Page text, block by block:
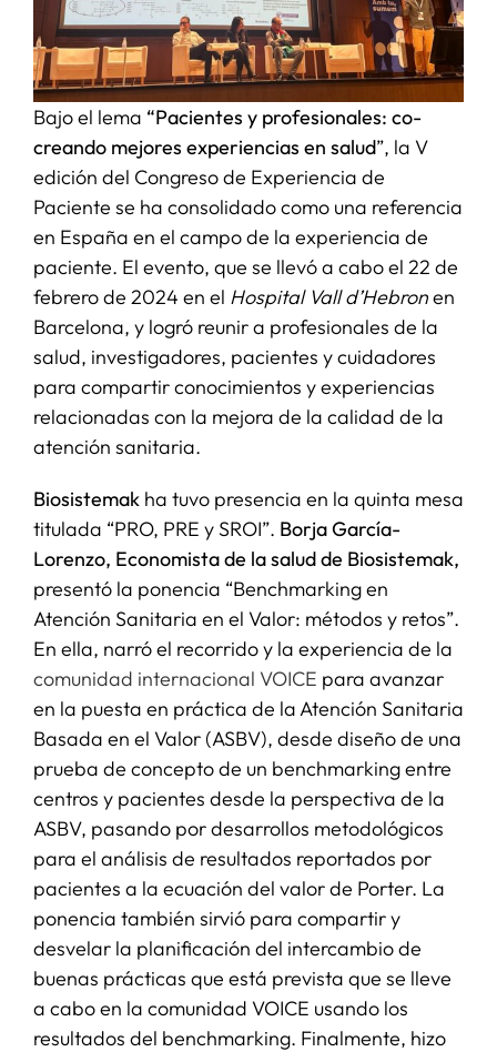
Bajo el lema “Pacientes y profesionales: co-
creando mejores experiencias en salud”, la V
edición del Congreso de Experiencia de
Paciente se ha consolidado como una referencia
en España en el campo de la experiencia de
paciente. El evento, que se llevó a cabo el 22 de
febrero de 2024 en el Hospital Vall d’Hebronen
Barcelona, y logró reunir a profesionales de la
salud, investigadores, pacientes y cuidadores
para compartir conocimientos y experiencias
relacionadas con la mejora de la calidad de la
atención sanitaria.
Biosistemak ha tuvo presencia en la quinta mesa
titulada “PRO, PRE y SROI”. Borja García-
Lorenzo, Economista de la salud de Biosistemak,
presentó la ponencia “Benchmarking en
Atención Sanitaria en el Valor: métodos y retos”.
En ella, narró el recorrido y la experiencia de la
comunidad internacional VOICE para avanzar
en la puesta en práctica de la Atención Sanitaria
Basada en el Valor (ASBV), desde diseño de una
prueba de concepto de un benchmarking entre
centros y pacientes desde la perspectiva de la
ASBV, pasando por desarrollos metodológicos
para el análisis de resultados reportados por
pacientes a la ecuación del valor de Porter. La
ponencia también sirvió para compartir y
desvelar la planificación del intercambio de
buenas prácticas que está prevista que se lleve
a cabo en la comunidad VOICE usando los
resultados del benchmarking. Finalmente, hizo